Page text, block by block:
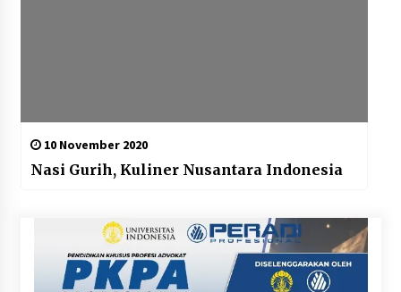
10 November 2020
Nasi Gurih, Kuliner Nusantara Indonesia